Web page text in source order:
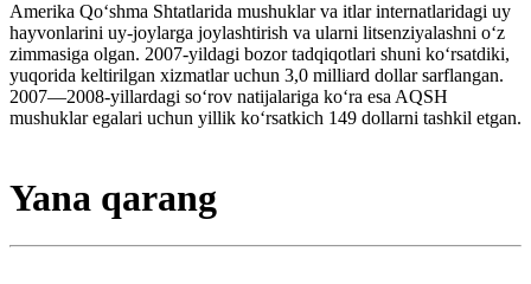
Amerika Qoʻshma Shtatlarida mushuklar va itlar internatlaridagi uy
hayvonlarini uy-joylarga joylashtirish va ularni litsenziyalashni oʻz
zimmasiga olgan. 2007-yildagi bozor tadqiqotlari shuni koʻrsatdiki,
yuqorida keltirilgan xizmatlar uchun 3,0 milliard dollar sarflangan.
2007—2008-yillardagi soʻrov natijalariga koʻra esa AQSH
mushuklar egalari uchun yillik koʻrsatkich 149 dollarni tashkil etgan.
Yana qarang